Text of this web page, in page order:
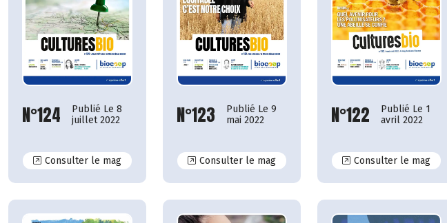
N°124
Publié Le 8
juillet 2022
Consulter le magN°124
N°123
Publié Le 9
mai 2022
Consulter le magN°123
N°122
Publié Le 1
avril 2022
Consulter le mag